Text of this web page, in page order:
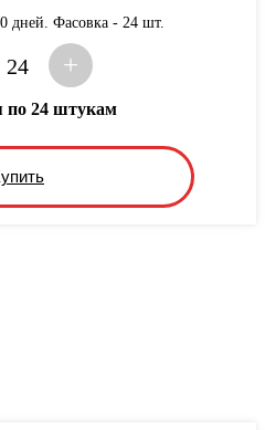
дней. Фасовка - 24 шт.
24 +
по 24 штукам